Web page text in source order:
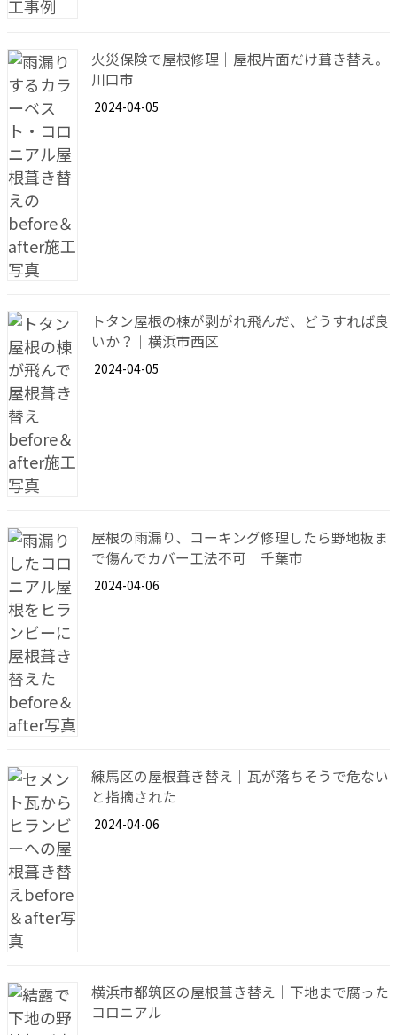
火災保険で屋根修理｜屋根片面だけ葺き替え。
川口市
2024-04-05
トタン屋根の棟が剥がれ飛んだ、どうすれば良
いか？｜横浜市西区
2024-04-05
屋根の雨漏り、コーキング修理したら野地板ま
で傷んでカバー工法不可｜千葉市
2024-04-06
練馬区の屋根葺き替え｜瓦が落ちそうで危ない
と指摘された
2024-04-06
横浜市都筑区の屋根葺き替え｜下地まで腐った
コロニアル